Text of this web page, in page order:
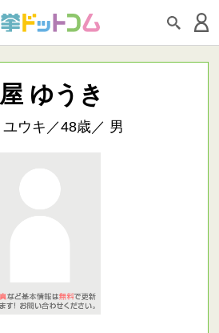
ゆうき
ウキ／48歳／ 男